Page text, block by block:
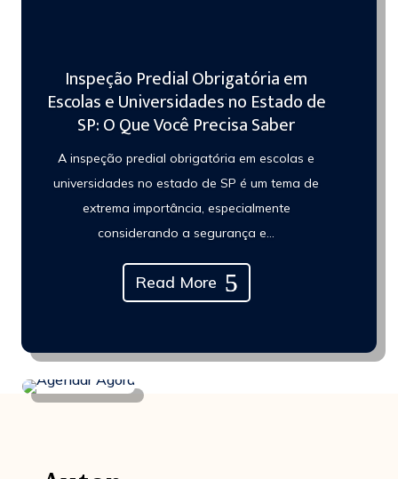
Inspeção Predial Obrigatória em
Escolas e Universidades no Estado de
SP: O Que Você Precisa Saber
A inspeção predial obrigatória em escolas e
universidades no estado de SP é um tema de
extrema importância, especialmente
considerando a segurança e…
Read More